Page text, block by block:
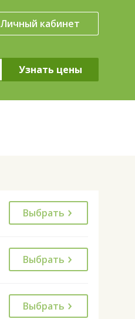
Личный кабинет
Выбрать
Выбрать
Выбрать